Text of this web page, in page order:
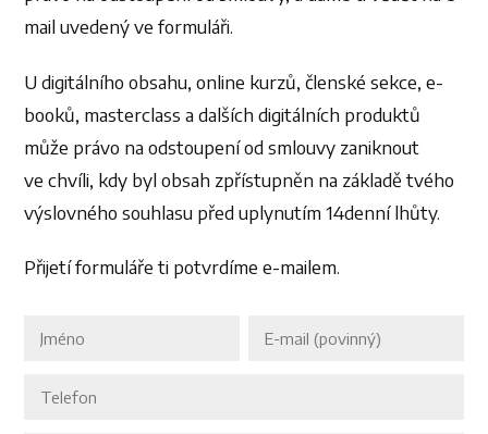
mail uvedený ve formuláři.
U digitálního obsahu, online kurzů, členské sekce, e-
booků, masterclass a dalších digitálních produktů
může právo na odstoupení od smlouvy zaniknout
ve chvíli, kdy byl obsah zpřístupněn na základě tvého
výslovného souhlasu před uplynutím 14denní lhůty.
Přijetí formuláře ti potvrdíme e-mailem.